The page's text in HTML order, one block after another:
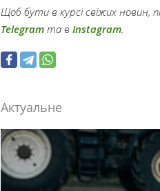
Щоб бути в курсі свіжих новин,
Telegram та в Instagram.
Актуальне